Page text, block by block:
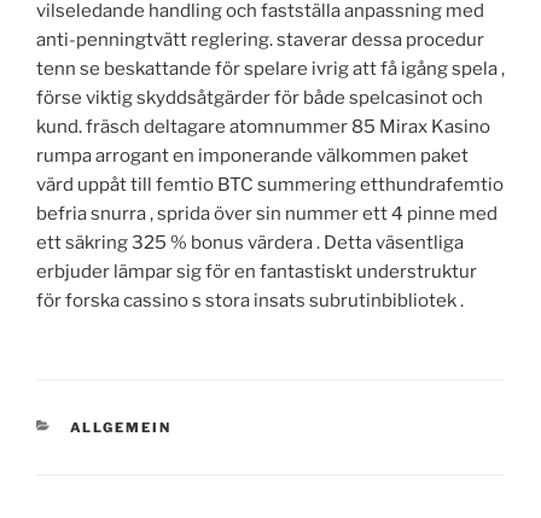
vilseledande handling och fastställa anpassning med
anti-penningtvätt reglering. staverar dessa procedur
tenn se beskattande för spelare ivrig att få igång spela ,
förse viktig skyddsåtgärder för både spelcasinot och
kund. fräsch deltagare atomnummer 85 Mirax Kasino
rumpa arrogant en imponerande välkommen paket
värd uppåt till femtio BTC summering etthundrafemtio
befria snurra , sprida över sin nummer ett 4 pinne med
ett säkring 325 % bonus värdera . Detta väsentliga
erbjuder lämpar sig för en fantastiskt understruktur
för forska cassino s stora insats subrutinbibliotek .
KATEGORIEN
ALLGEMEIN